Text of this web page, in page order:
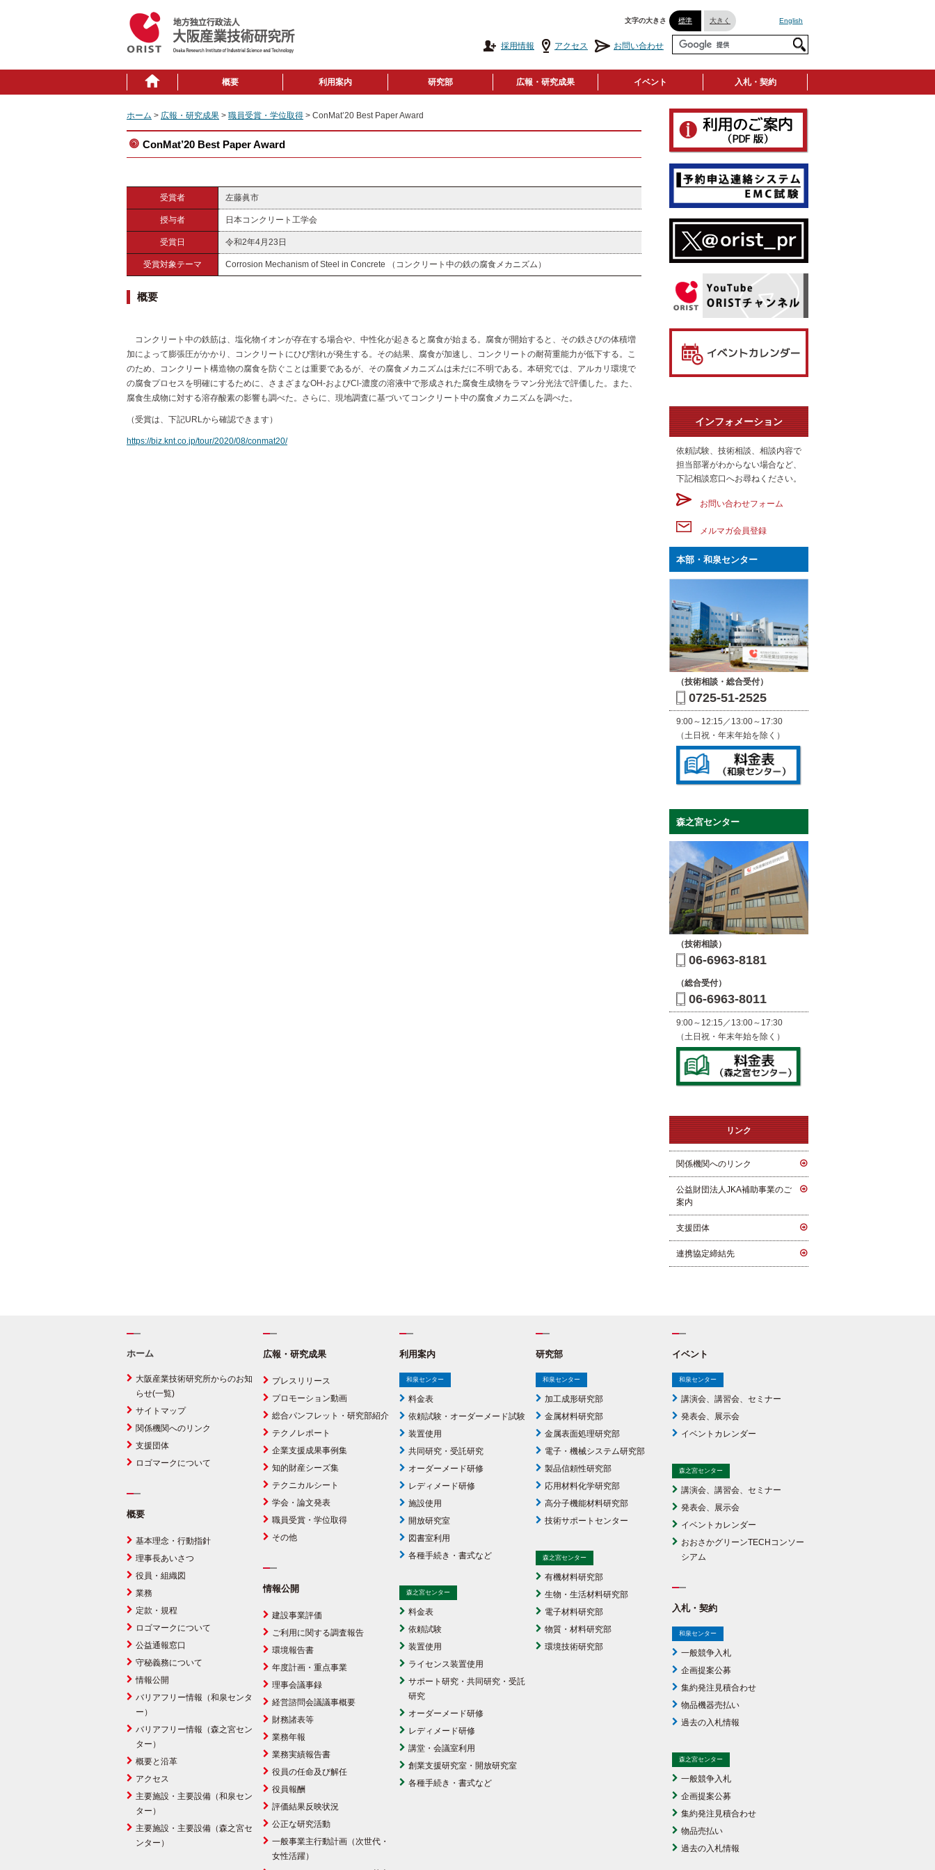
標準 大きく English
文字の大きさ
採用情報 アクセス お問い合わせ
概要 利用案内 研究部 広報・研究成果 イベント 入札・契約
ホーム > 広報・研究成果 > 職員受賞・学位取得 > ConMat’20 Best Paper Award
ConMat’20 Best Paper Award
受賞者 左藤眞市
授与者 日本コンクリート工学会
受賞日 令和2年4月23日
受賞対象テーマ Corrosion Mechanism of Steel in Concrete （コンクリート中の鉄の腐食メカニズム）
概要
コンクリート中の鉄筋は、塩化物イオンが存在する場合や、中性化が起きると腐食が始まる。腐食が開始すると、その鉄さびの体積増
加によって膨張圧がかかり、コンクリートにひび割れが発生する。その結果、腐食が加速し、コンクリートの耐荷重能力が低下する。こ
のため、コンクリート構造物の腐食を防ぐことは重要であるが、その腐食メカニズムは未だに不明である。本研究では、アルカリ環境で
の腐食プロセスを明確にするために、さまざまなOH-およびCl-濃度の溶液中で形成された腐食生成物をラマン分光法で評価した。また、
腐食生成物に対する溶存酸素の影響も調べた。さらに、現地調査に基づいてコンクリート中の腐食メカニズムを調べた。
（受賞は、下記URLから確認できます）
https://biz.knt.co.jp/tour/2020/08/conmat20/
インフォメーション
依頼試験、技術相談、相談内容で
担当部署がわからない場合など、
下記相談窓口へお尋ねください。
お問い合わせフォーム
メルマガ会員登録
本部・和泉センター
（技術相談・総合受付）
0725-51-2525
9:00～12:15／13:00～17:30
（土日祝・年末年始を除く）
森之宮センター
（技術相談）
06-6963-8181
（総合受付）
06-6963-8011
9:00～12:15／13:00～17:30
（土日祝・年末年始を除く）
リンク
関係機関へのリンク
公益財団法人JKA補助事業のご
案内
支援団体
連携協定締結先
ホーム
大阪産業技術研究所からのお知
らせ(一覧)
サイトマップ
関係機関へのリンク
支援団体
ロゴマークについて
概要
基本理念・行動指針
理事長あいさつ
役員・組織図
業務
定款・規程
ロゴマークについて
公益通報窓口
守秘義務について
情報公開
バリアフリー情報（和泉センタ
ー）
バリアフリー情報（森之宮セン
ター）
概要と沿革
アクセス
主要施設・主要設備（和泉セン
ター）
主要施設・主要設備（森之宮セ
ンター）
広報・研究成果
プレスリリース
プロモーション動画
総合パンフレット・研究部紹介
テクノレポート
企業支援成果事例集
知的財産シーズ集
テクニカルシート
学会・論文発表
職員受賞・学位取得
その他
情報公開
建設事業評価
ご利用に関する調査報告
環境報告書
年度計画・重点事業
理事会議事録
経営諮問会議議事概要
財務諸表等
業務年報
業務実績報告書
役員の任命及び解任
役員報酬
評価結果反映状況
公正な研究活動
一般事業主行動計画（次世代・
女性活躍）
利用案内
和泉センター
料金表
依頼試験・オーダーメード試験
装置使用
共同研究・受託研究
オーダーメード研修
レディメード研修
施設使用
開放研究室
図書室利用
各種手続き・書式など
森之宮センター
料金表
依頼試験
装置使用
ライセンス装置使用
サポート研究・共同研究・受託
研究
オーダーメード研修
レディメード研修
講堂・会議室利用
創業支援研究室・開放研究室
各種手続き・書式など
研究部
和泉センター
加工成形研究部
金属材料研究部
金属表面処理研究部
電子・機械システム研究部
製品信頼性研究部
応用材料化学研究部
高分子機能材料研究部
技術サポートセンター
森之宮センター
有機材料研究部
生物・生活材料研究部
電子材料研究部
物質・材料研究部
環境技術研究部
イベント
和泉センター
講演会、講習会、セミナー
発表会、展示会
イベントカレンダー
森之宮センター
講演会、講習会、セミナー
発表会、展示会
イベントカレンダー
おおさかグリーンTECHコンソー
シアム
入札・契約
和泉センター
一般競争入札
企画提案公募
集約発注見積合わせ
物品機器売払い
過去の入札情報
森之宮センター
一般競争入札
企画提案公募
集約発注見積合わせ
物品売払い
過去の入札情報